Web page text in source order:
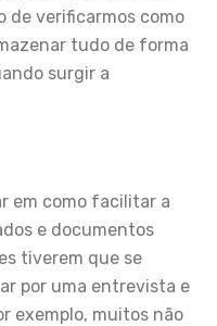
de verificarmos como
tudo de forma
surgir a
em como facilitar a
e documentos
tiverem que se
por uma entrevista e
exemplo, muitos não